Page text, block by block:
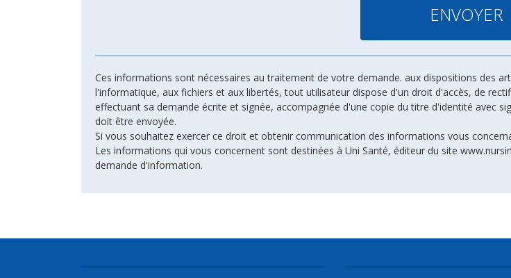
Ces informations sont nécessaires au traitement de votre demande. aux dispositions des
l'informatique, aux fichiers et aux libertés, tout utilisateur dispose d'un droit d'accès, de
effectuant sa demande écrite et signée, accompagnée d'une copie du titre d'identité avec
doit être envoyée.
Si vous souhaitez exercer ce droit et obtenir communication des informations vous
Les informations qui vous concernent sont destinées à Uni Santé, éditeur du site
demande d'information.